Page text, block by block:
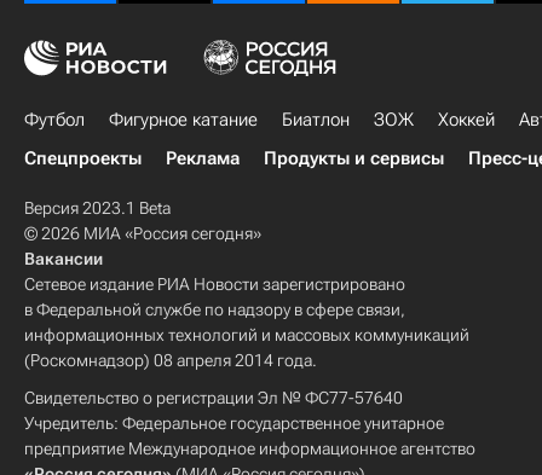
Футбол Фигурное катание Биатлон ЗОЖ Хоккей
Спецпроекты
Реклама Продукты и сервисы Пресс-
Версия 2023.1 Beta
© 2026 МИА «Россия сегодня»
Вакансии
Сетевое издание РИА Новости зарегистрировано
в Федеральной службе по надзору в сфере связи,
информационных технологий и массовых коммуникаций
(Роскомнадзор) 08 апреля 2014 года.
Свидетельство о регистрации Эл № ФС77-57640
Учредитель: Федеральное государственное унитарное
предприятие Международное информационное агентство